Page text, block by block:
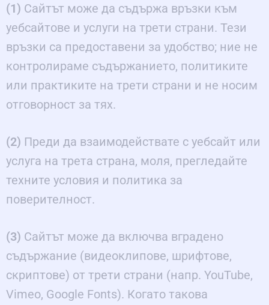
(1) Сайтът може да съдържа връзки към
уебсайтове и услуги на трети страни. Тези
връзки са предоставени за удобство; ние не
контролираме съдържанието, политиките
или практиките на трети страни и не носим
отговорност за тях.
(2) Преди да взаимодействате с уебсайт или
услуга на трета страна, моля, прегледайте
техните условия и политика за
поверителност.
(3) Сайтът може да включва вградено
съдържание (видеоклипове, шрифтове,
скриптове) от трети страни (напр. YouTube,
Vimeo, Google Fonts). Когато такова